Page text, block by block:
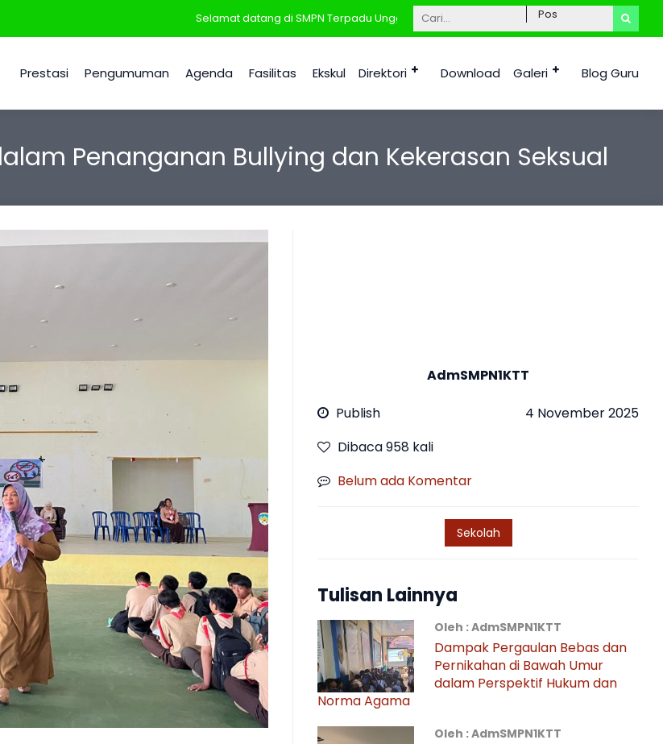
Selamat datang di SMPN Terpadu Unggulan 1 Tana Tidung, Kab. Tana Tidung Kalimantan Utara
Prestasi Pengumuman Agenda Fasilitas Ekskul Direktori Download Galeri Blog Guru
Penanganan Bullying dan Kekerasan Seksual
AdmSMPN1KTT
Publish
4 November 2025
Dibaca 958 kali
Belum ada Komentar
Sekolah
Tulisan Lainnya
Oleh : AdmSMPN1KTT
Dampak Pergaulan Bebas dan
Pernikahan di Bawah Umur
dalam Perspektif Hukum dan
Norma Agama
Oleh : AdmSMPN1KTT